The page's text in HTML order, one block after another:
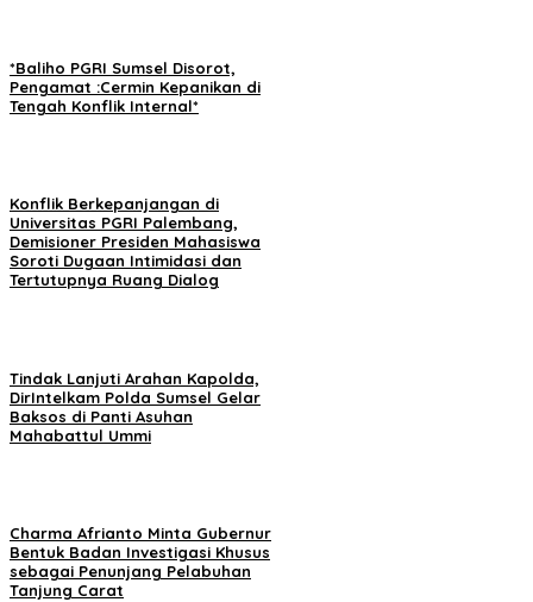
*Baliho PGRI Sumsel Disorot,
Pengamat :Cermin Kepanikan di
Tengah Konflik Internal*
Konflik Berkepanjangan di
Universitas PGRI Palembang,
Demisioner Presiden Mahasiswa
Soroti Dugaan Intimidasi dan
Tertutupnya Ruang Dialog
Tindak Lanjuti Arahan Kapolda,
DirIntelkam Polda Sumsel Gelar
Baksos di Panti Asuhan
Mahabattul Ummi
Charma Afrianto Minta Gubernur
Bentuk Badan Investigasi Khusus
sebagai Penunjang Pelabuhan
Tanjung Carat